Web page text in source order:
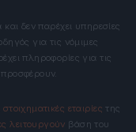
δεν παρέχει υπηρεσίες
για τις νόμιμες
πληροφορίες για τις
στοιχηματικές εταιρίες της
λειτουργούν βάση του